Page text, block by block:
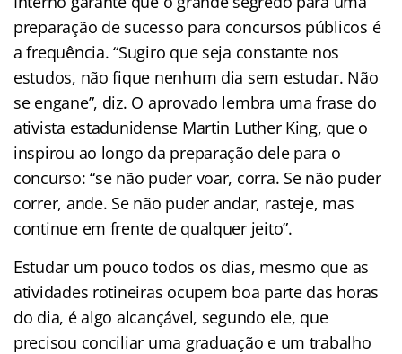
preparação de sucesso para concursos públicos é
a frequência. “Sugiro que seja constante nos
estudos, não fique nenhum dia sem estudar. Não
se engane”, diz. O aprovado lembra uma frase do
ativista estadunidense Martin Luther King, que o
inspirou ao longo da preparação dele para o
concurso: “se não puder voar, corra. Se não puder
correr, ande. Se não puder andar, rasteje, mas
continue em frente de qualquer jeito”.
Estudar um pouco todos os dias, mesmo que as
atividades rotineiras ocupem boa parte das horas
do dia, é algo alcançável, segundo ele, que
precisou conciliar uma graduação e um trabalho